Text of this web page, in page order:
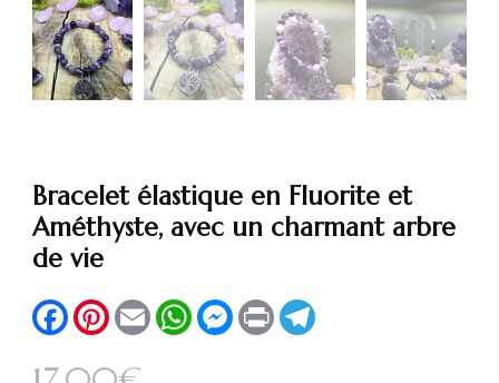
Bracelet élastique en Fluorite et
Améthyste, avec un charmant arbre
de vie
FacebookPinterest
Email WhatsApp
Messenger
Print